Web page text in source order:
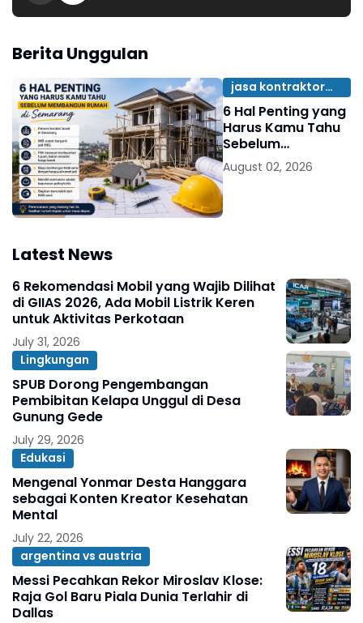
Berita Unggulan
jasa kontraktor
Semarang
6 Hal Penting yang
Harus Kamu Tahu
Sebelum
Membangun
Rumah di
August 02, 2026
Latest News
6 Rekomendasi Mobil yang Wajib Dilihat
di GIIAS 2026, Ada Mobil Listrik Keren
untuk Aktivitas Perkotaan
July 31, 2026
Lingkungan
SPUB Dorong Pengembangan
Pembibitan Kelapa Unggul di Desa
Gunung Gede
July 29, 2026
Edukasi
Mengenal Yonmar Desta Hanggara
sebagai Konten Kreator Kesehatan
Mental
July 22, 2026
argentina vs austria
Messi Pecahkan Rekor Miroslav Klose:
Raja Gol Baru Piala Dunia Terlahir di
Dallas